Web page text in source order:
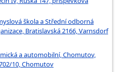
škola a Střední odborná
Bratislavská 2166, Varnsdorf
a automobilní, Chomutov,
10, Chomutov